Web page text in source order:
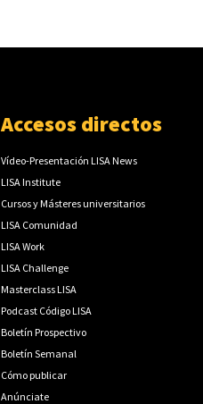
Accesos directos
Vídeo-Presentación LISA News
LISA Institute
Cursos y Másteres universitarios
LISA Comunidad
LISA Work
LISA Challenge
Masterclass LISA
Podcast Código LISA
Boletín Prospectivo
Boletín Semanal
Cómo publicar
Anúnciate